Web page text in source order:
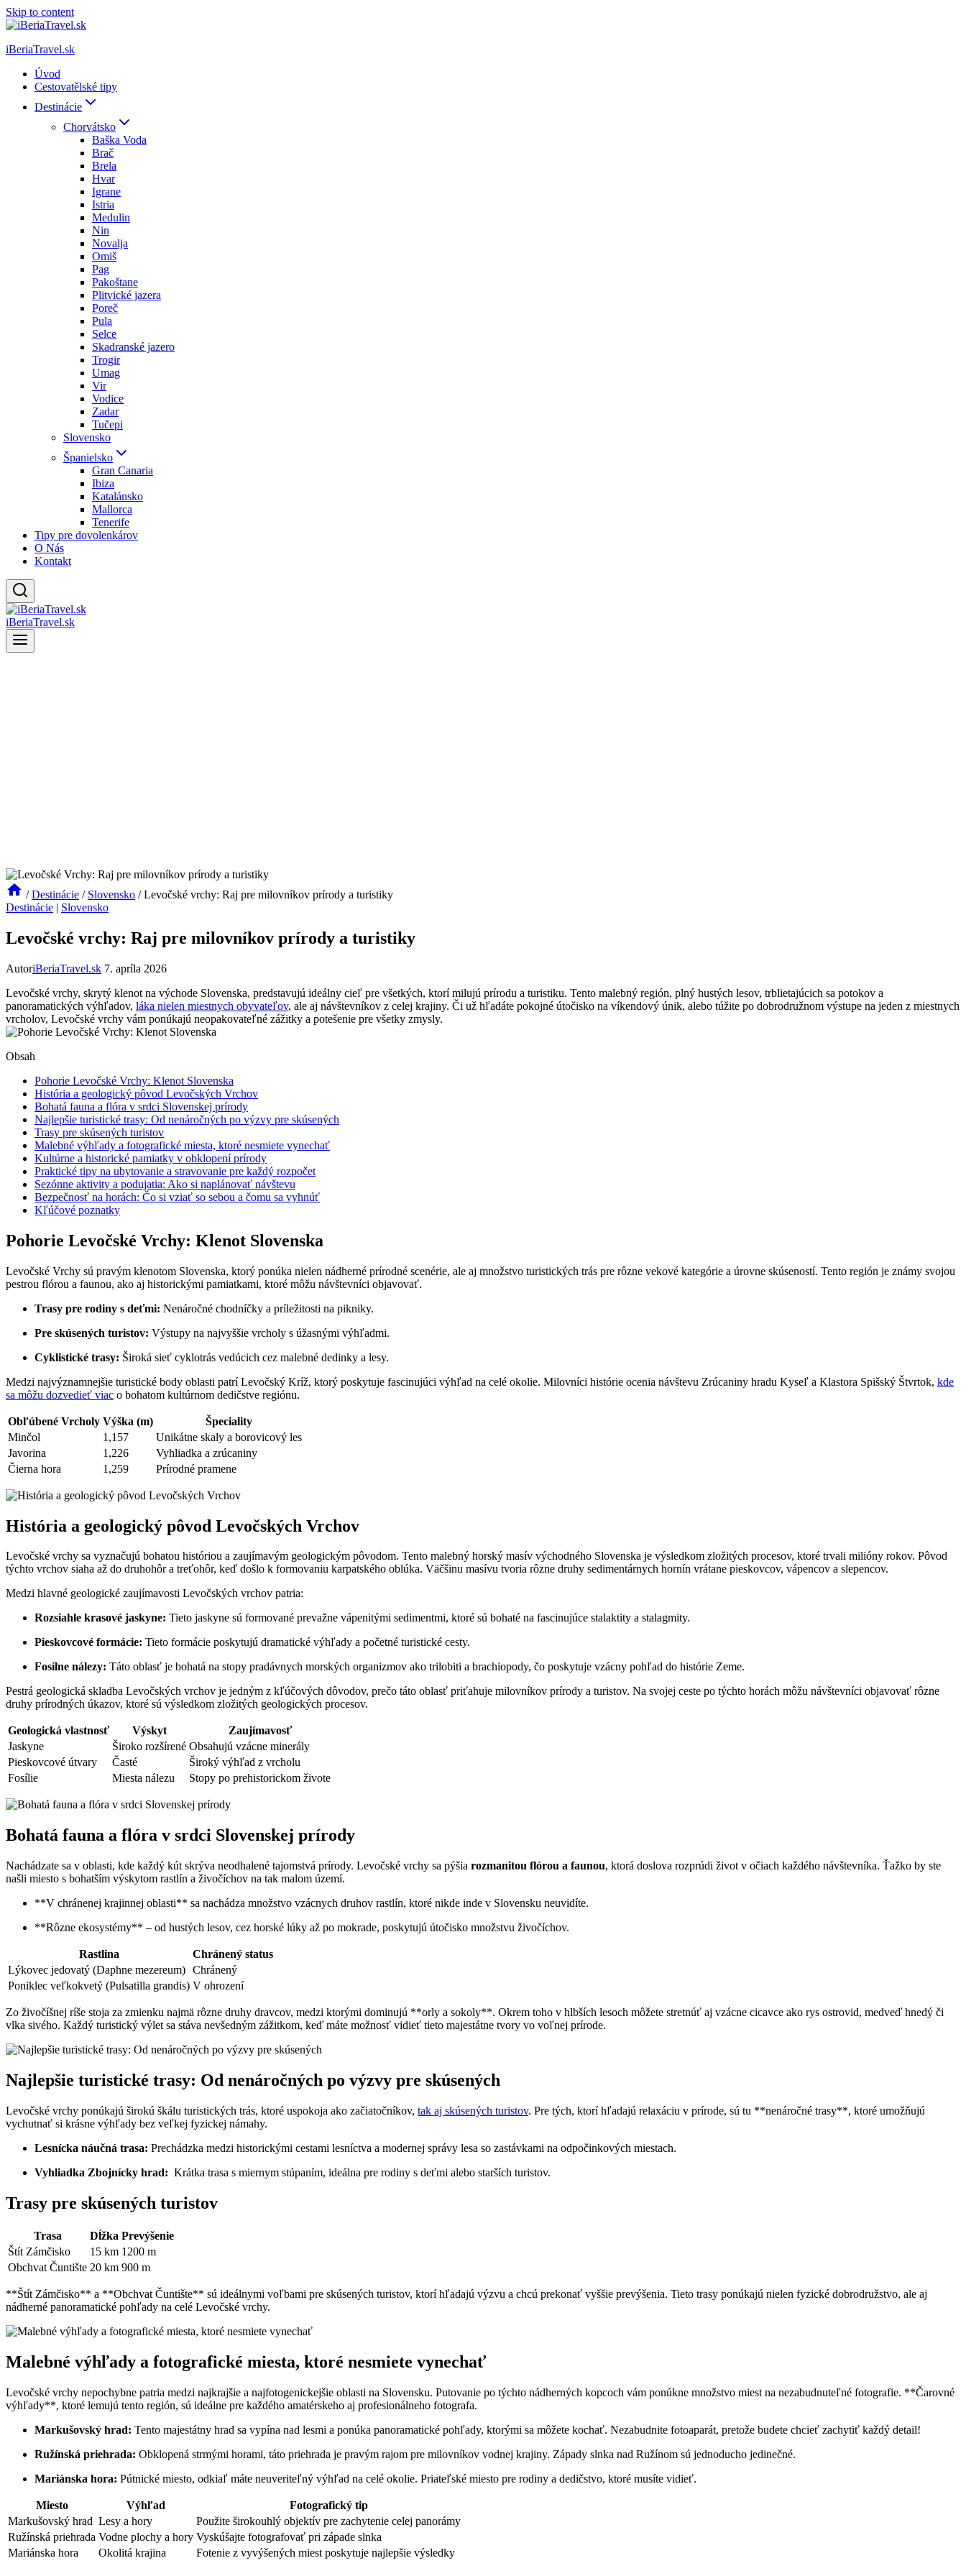
Skip to content
iBeriaTravel.sk
Úvod
Cestovatělské tipy
Destinácie
Chorvátsko
Baška Voda
Brač
Brela
Hvar
Igrane
Istria
Medulin
Nin
Novalja
Omiš
Pag
Pakoštane
Plitvické jazera
Poreč
Pula
Selce
Skadranské jazero
Trogir
Umag
Vir
Vodice
Zadar
Tučepi
Slovensko
Španielsko
Gran Canaria
Ibiza
Katalánsko
Mallorca
Tenerife
Tipy pre dovolenkárov
O Nás
Kontakt
iBeriaTravel.sk
/ Destinácie / Slovensko / Levočské vrchy: Raj pre milovníkov prírody a turistiky
Destinácie | Slovensko
Levočské vrchy: Raj pre milovníkov prírody a turistiky
AutoriBeriaTravel.sk 7. apríla 2026
Levočské vrchy, skrytý klenot na⁣ východe ‌Slovenska, predstavujú ​ideálny cieľ pre všetkých, ‌ktorí milujú prírodu a⁣ turistiku. Tento malebný región, plný hustých⁢ lesov,⁤ trblietajúcich sa potokov a
panoramatických výhľadov,‍ láka nielen miestnych obyvateľov,⁤ ale aj návštevníkov z⁤ celej⁢ krajiny. ‍Či‍ už hľadáte pokojné​ útočisko na víkendový ⁤únik, alebo ⁣túžite po dobrodružnom výstupe na jeden z miestnych
vrcholov, Levočské vrchy vám ponúkajú⁣ neopakovateľné ​zážitky a potešenie ​pre všetky⁣ zmysly.
Obsah
Pohorie ⁤Levočské Vrchy: Klenot Slovenska
História a geologický pôvod Levočských ⁤Vrchov
Bohatá ‍fauna⁤ a ⁤flóra v srdci Slovenskej prírody
Najlepšie ‌turistické trasy: Od nenáročných po výzvy pre ‌skúsených
Trasy pre skúsených turistov
Malebné výhľady a fotografické‍ miesta, ktoré nesmiete vynechať
Kultúrne a historické pamiatky ⁤v obklopení prírody
Praktické tipy na ubytovanie a stravovanie pre každý​ rozpočet
Sezónne aktivity a podujatia: Ako si naplánovať návštevu
Bezpečnosť na horách: Čo ‍si vziať ⁢so sebou⁣ a ​čomu sa vyhnúť
Kľúčové poznatky
Pohorie ⁤Levočské Vrchy: Klenot Slovenska
Levočské Vrchy sú pravým klenotom Slovenska,‍ ktorý ponúka nielen nádherné prírodné ‍scenérie, ale aj množstvo⁣ turistických trás pre rôzne vekové kategórie a úrovne skúseností. Tento región je známy ⁣svojou
pestrou flórou a faunou, ako aj historickými⁢ pamiatkami, ktoré môžu ‍návštevníci ‍objavovať.
Trasy pre rodiny s deťmi: Nenáročné chodníčky a príležitosti na pikniky.
Pre skúsených‍ turistov: ⁣Výstupy na najvyššie vrcholy s úžasnými výhľadmi.
Cyklistické trasy: Široká⁣ sieť cyklotrás vedúcich cez malebné dedinky a lesy.
Medzi najvýznamnejšie turistické‌ body oblasti patrí Levočský⁣ Kríž, ktorý ⁤poskytuje fascinujúci výhľad na celé okolie. Milovníci histórie ocenia návštevu Zrúcaniny hradu Kyseľ a Klastora Spišský ‍Štvrtok, kde
sa⁣ môžu dozvedieť viac o bohatom kultúrnom dedičstve regiónu.
Obľúbené⁣ Vrcholy Výška (m)
Špeciality
Minčol
1,157
Unikátne skaly a borovicový‌ les
Javorina
1,226
Vyhliadka‌ a zrúcaniny
Čierna‍ hora
1,259 Prírodné pramene
História a geologický pôvod Levočských ⁤Vrchov
Levočské vrchy sa⁢ vyznačujú bohatou ‌históriou a zaujímavým ⁢geologickým ⁣pôvodom. Tento malebný horský masív východného‍ Slovenska je výsledkom zložitých procesov, ktoré trvali milióny rokov. Pôvod
týchto ⁤vrchov siaha až do druhohôr a ⁤treťohôr, keď došlo k formovaniu ‌karpatského oblúka. Väčšinu masívu⁤ tvoria rôzne druhy sedimentárnych hornín ​vrátane pieskovcov, vápencov a ​slepencov.
Medzi hlavné geologické zaujímavosti Levočských vrchov‌ patria:
Rozsiahle krasové jaskyne: Tieto⁣ jaskyne sú ‌formované prevažne vápenitými​ sedimentmi, ktoré sú bohaté na‌ fascinujúce stalaktity‍ a stalagmity.
Pieskovcové formácie: Tieto ‍formácie poskytujú dramatické ⁤výhľady a⁣ početné turistické⁣ cesty.
Fosílne ‍nálezy: Táto oblasť ⁤je bohatá na​ stopy pradávnych morských organizmov ako trilobiti a brachiopody, ​čo ⁣poskytuje vzácny pohľad do histórie Zeme.
Pestrá geologická skladba⁤ Levočských ⁢vrchov je jedným z kľúčových dôvodov, prečo táto ⁣oblasť priťahuje milovníkov prírody a ‌turistov. Na ⁢svojej ceste ‍po týchto horách môžu návštevníci ‍objavovať ⁢rôzne
druhy prírodných úkazov, ktoré sú výsledkom zložitých geologických procesov.
Geologická vlastnosť Výskyt
Zaujímavosť
Jaskyne
Široko rozšírené Obsahujú vzácne minerály
Pieskovcové útvary
Časté
Široký výhľad z vrcholu
Fosílie
Miesta nálezu Stopy po prehistorickom živote
Bohatá ‍fauna⁤ a ⁤flóra v srdci Slovenskej prírody
Nachádzate sa v oblasti, kde každý kút skrýva neodhalené tajomstvá prírody. Levočské⁣ vrchy sa pýšia rozmanitou ⁣flórou a faunou, ​ktorá doslova rozprúdi život v očiach každého návštevníka. Ťažko by ste
našli miesto s bohatším‌ výskytom rastlín ‍a živočíchov na tak malom území.
**V chránenej krajinnej oblasti** sa nachádza‌ množstvo vzácnych druhov ⁢rastlín, ktoré‍ nikde inde v Slovensku neuvidíte.
**Rôzne ekosystémy** – od ⁣hustých lesov, cez horské lúky až po mokrade, poskytujú útočisko množstvu živočíchov.
Rastlina
Chránený status
Lýkovec jedovatý ⁤(Daphne mezereum) Chránený
Poniklec veľkokvetý (Pulsatilla​ grandis) V ohrození
Zo živočíšnej ríše stoja za zmienku najmä rôzne druhy‍ dravcov, medzi ⁤ktorými dominujú **orly a‍ sokoly**. Okrem toho v hlbších lesoch môžete stretnúť aj⁢ vzácne cicavce ako rys ostrovid, medveď hnedý ⁣či
vlka sivého. Každý turistický výlet sa stáva ​nevšedným zážitkom, keď máte možnosť ⁢vidieť tieto majestátne tvory vo​ voľnej prírode.
Najlepšie ‌turistické trasy: Od nenáročných po výzvy pre ‌skúsených
Levočské vrchy ponúkajú širokú škálu turistických ‍trás, ktoré uspokoja‍ ako ⁢začiatočníkov, tak aj skúsených turistov. Pre tých, ktorí hľadajú relaxáciu v prírode, sú tu **nenáročné trasy**, ktoré umožňujú ​
vychutnať si krásne výhľady bez veľkej fyzickej námahy.
Lesnícka náučná trasa: Prechádzka medzi historickými cestami lesníctva a modernej správy lesa ⁤so⁤ zastávkami na odpočinkových miestach.
Vyhliadka Zbojnícky hrad: ​ Krátka‌ trasa s miernym stúpaním, ideálna pre rodiny s deťmi alebo‌ starších turistov.
Trasy pre skúsených turistov
Trasa Dĺžka Prevýšenie
Štít Zámčisko
15 km 1200 ⁢m
Obchvat Čuntište 20 km 900 m
**Štít Zámčisko**‍ a **Obchvat ​Čuntište** sú ideálnymi voľbami pre⁣ skúsených turistov, ⁢ktorí hľadajú výzvu a chcú prekonať vyššie prevýšenia. Tieto trasy ponúkajú nielen fyzické dobrodružstvo, ale aj
nádherné panoramatické pohľady na celé Levočské vrchy.
Malebné výhľady a fotografické‍ miesta, ktoré nesmiete vynechať
Levočské ⁤vrchy ⁣nepochybne patria ⁢medzi najkrajšie a najfotogenickejšie oblasti na Slovensku.​ Putovanie po týchto nádherných kopcoch vám ponúkne množstvo miest na nezabudnuteľné fotografie. **Čarovné
výhľady**, ktoré lemujú tento región, sú ideálne pre každého amatérskeho aj ​profesionálneho fotografa.
Markušovský hrad: Tento majestátny hrad sa ⁢vypína nad lesmi a⁣ ponúka panoramatické⁣ pohľady,⁢ ktorými sa môžete kochať. ⁤Nezabudnite⁢ fotoaparát, pretože‌ budete chcieť zachytiť každý detail!
Ružínská priehrada: Obklopená⁢ strmými horami, ⁢táto priehrada je⁢ pravým rajom pre milovníkov vodnej krajiny. Západy slnka nad Ružínom sú jednoducho jedinečné.
Mariánska hora: Pútnické miesto, odkiaľ máte​ neuveriteľný výhľad na celé okolie. ​Priateľské​ miesto pre rodiny a dedičstvo, ktoré musíte ⁢vidieť.
Miesto Výhľad
Fotografický tip
Markušovský hrad Lesy a hory
Použite širokouhlý objektív pre​ zachytenie⁤ celej‌ panorámy
Ružínská priehrada Vodne plochy a hory Vyskúšajte ‌fotografovať pri západe slnka
Mariánska hora
Okolitá krajina Fotenie ⁤z vyvýšených ‍miest poskytuje najlepšie výsledky